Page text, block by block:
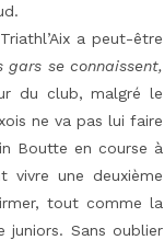
a peut-être
se connaissent,
du club, malgré le
ne va pas lui faire
Boutte en course à
une deuxième
tout comme la
juniors. Sans oublier